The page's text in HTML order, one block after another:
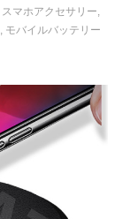
スマホアクセサリー,
, モバイルバッテリー